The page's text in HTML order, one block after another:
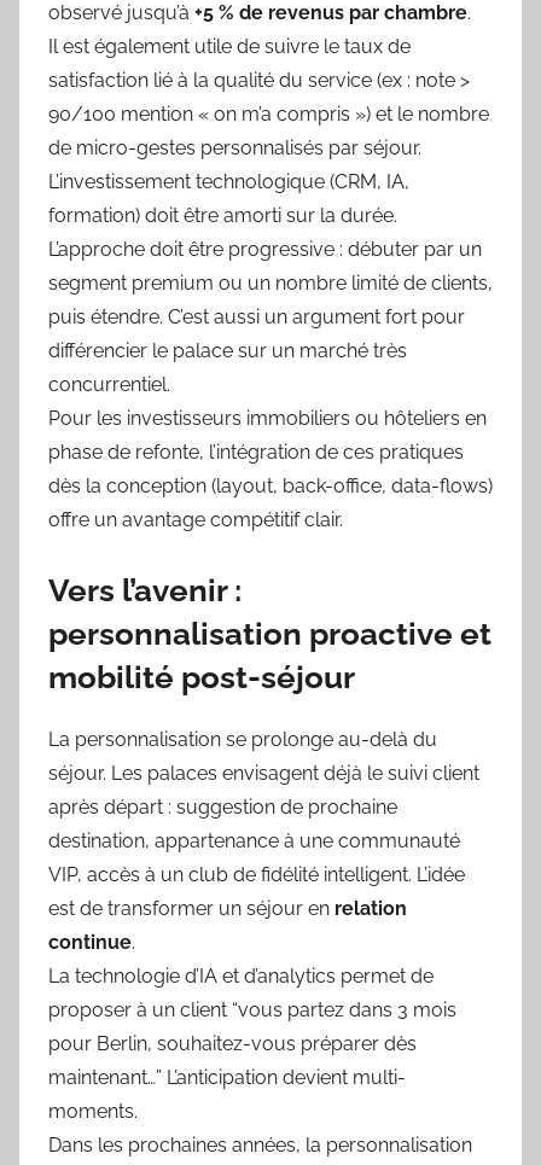
observé jusqu’à +5 % de revenus par chambre.
Il est également utile de suivre le taux de
satisfaction lié à la qualité du service (ex : note >
90/100 mention « on m’a compris ») et le nombre
de micro-gestes personnalisés par séjour.
L’investissement technologique (CRM, IA,
formation) doit être amorti sur la durée.
L’approche doit être progressive : débuter par un
segment premium ou un nombre limité de clients,
puis étendre. C’est aussi un argument fort pour
différencier le palace sur un marché très
concurrentiel.
Pour les investisseurs immobiliers ou hôteliers en
phase de refonte, l’intégration de ces pratiques
dès la conception (layout, back-office, data-flows)
offre un avantage compétitif clair.
Vers l’avenir :
personnalisation proactive et
mobilité post-séjour
La personnalisation se prolonge au-delà du
séjour. Les palaces envisagent déjà le suivi client
après départ : suggestion de prochaine
destination, appartenance à une communauté
VIP, accès à un club de fidélité intelligent. L’idée
est de transformer un séjour en relation
continue.
La technologie d’IA et d’analytics permet de
proposer à un client “vous partez dans 3 mois
pour Berlin, souhaitez-vous préparer dès
maintenant…” L’anticipation devient multi-
moments.
Dans les prochaines années, la personnalisation